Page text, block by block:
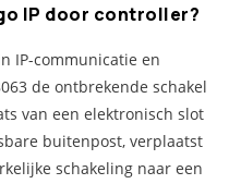
IP door controller?
IP-communicatie en
de ontbrekende schakel
van een elektronisch slot
buitenpost, verplaatst
schakeling naar een